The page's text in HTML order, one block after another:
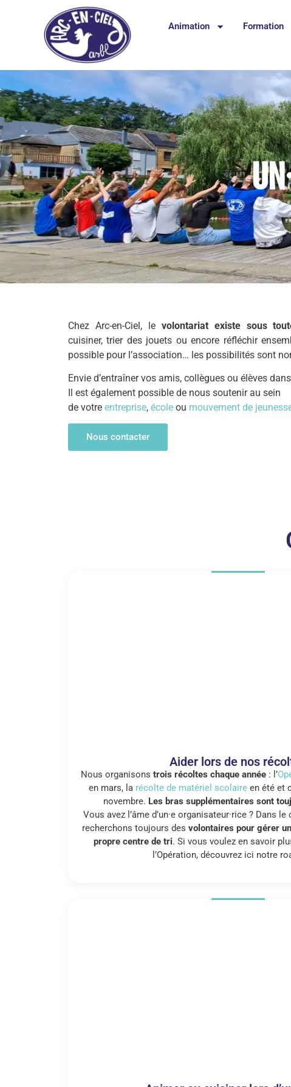
Animation Formation
Chez Arc-en-Ciel, le volontariat existe sous
cuisiner, trier des jouets ou encore réfléchir
possible pour l’association… les possibilités sont
Envie d’entraîner vos amis, collègues ou élèves
Il est également possible de nous soutenir au sein
de votre entreprise, école ou mouvement de
Nous contacter
Aider lors de nos
Nous organisons trois récoltes chaque année: l’
en mars, larécolte de matériel scolaireen été et
novembre. Les bras supplémentaires sont
Vous avez l’âme d’un·e organisateur·rice ? Dans le
recherchons toujours des volontaires pour gérer
propre centre de tri. Si vous voulez en savoir
l’Opération, découvrez ici notre